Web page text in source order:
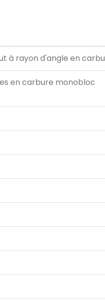
à rayon d'angle en
en carbure monobloc